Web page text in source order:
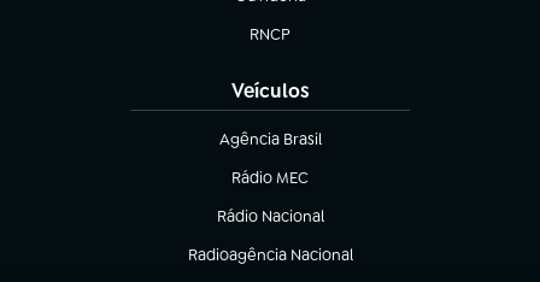
RNCP
(abre em nova aba)
Veículos
Agência Brasil
(abre em nova aba)
Rádio MEC
Rádio Nacional
(abre em nova aba)
Radioagência Nacional
(abre em nova aba)